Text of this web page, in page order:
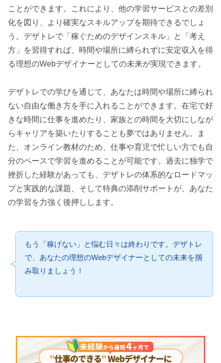
ことができます。これにより、他の学習サービスとの差別
化を図り、より確実なスキルアップを期待できるでしょ
う。 デザトレで「稼ぐためのデザインスキル」と「考え
方」を習得すれば、時間や場所に縛られずに安定収入を得
る理想のWebデザイナーとしての未来が実現できます。
デザトレでの学びを通じて、あなたは時間や場所に縛られ
ない自由な働き方を手に入れることができます。在宅で好
きな時間に仕事を進めたり、家族との時間を大切にしなが
らキャリアを築いたりすることも夢ではありません。ま
た、オンライン教材のため、仕事や育児で忙しい方でも自
分のペースで学習を進めることが可能です。過去に独学で
挫折した経験があっても、デザトレの体系的なロードマッ
プと実践的な課題、そして特典の添削サポートが、あなた
の学習を力強く後押しします。
もう「稼げない」と悩む日々は終わりです。デザトレ
で、あなたの理想のWebデザイナーとしての未来を掴
み取りましょう！